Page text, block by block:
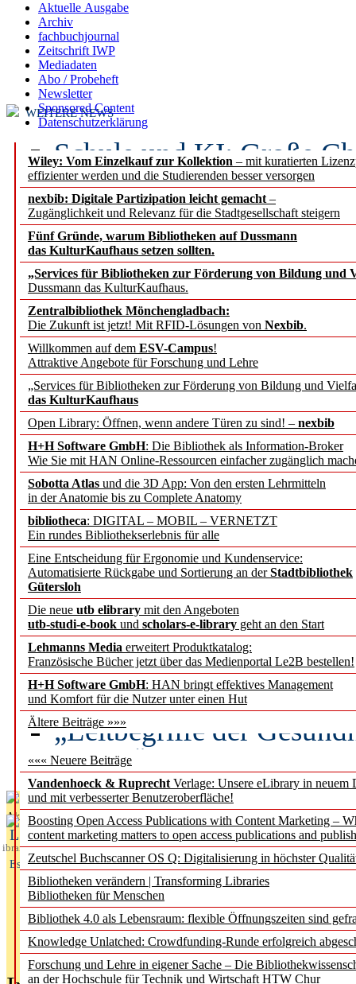
Aktuelle Ausgabe
Archiv
fachbuchjournal
Zeitschrift IWP
Mediadaten
Abo / Probeheft
Newsletter
Sponsored Content
Datenschutzerklärung
Wiley: Vom Einzelkauf zur Kollektion – mit kuratierten
effizienter werden und die Studierenden besser versorgen
nexbib: Digitale Partizipation leicht gemacht –
Zugänglichkeit und Relevanz für die Stadtgesellschaft steigern
Fünf Gründe, warum Bibliotheken auf Dussmann
das KulturKaufhaus setzen sollten.
„Services für Bibliotheken zur Förderung von Bildung und
Dussmann das KulturKaufhaus.
Zentralbibliothek Mönchengladbach:
Die Zukunft ist jetzt! Mit RFID-Lösungen von Nexbib.
Willkommen auf dem ESV-Campus!
Attraktive Angebote für Forschung und Lehre
„Services für Bibliotheken zur Förderung von Bildung und
das KulturKaufhaus
Open Library: Öffnen, wenn andere Türen zu sind! – nexbib
H+H Software GmbH: Die Bibliothek als Information-Broker
Wie Sie mit HAN Online-Ressourcen einfacher zugänglich
Sobotta Atlas und die 3D App: Von den ersten Lehrmitteln
in der Anatomie bis zu Complete Anatomy
bibliotheca: DIGITAL – MOBIL – VERNETZT
Ein rundes Bibliothekserlebnis für alle
Eine Entscheidung für Ergonomie und Kundenservice:
Automatisierte Rückgabe und Sortierung an derStadtbibliothek
Gütersloh
Die neue utb elibrary mit den Angeboten
utb-studi-e-book und scholars-e-library geht an den Start
Lehmanns Media erweitert Produktkatalog:
Französische Bücher jetzt über das Medienportal Le2B bestellen!
H+H Software GmbH: HAN bringt effektives Management
und Komfort für die Nutzer unter einen Hut
Ältere Beiträge »»»
««« Neuere Beiträge
Vandenhoeck & Ruprecht Verlage: Unsere eLibrary in neuem
und mit verbesserter Benutzeroberfläche!
Boosting Open Access Publications with Content Marketing –
content marketing matters to open access publications and
Zeutschel Buchscanner OS Q: Digitalisierung in höchster
Bibliotheken verändern | Transforming Libraries
Bibliotheken für Menschen
Bibliothek 4.0 als Lebensraum: flexible Öffnungszeiten sind
Knowledge Unlatched: Crowdfunding-Runde erfolgreich
Forschung und Lehre in eigener Sache – Die
an der Hochschule für Technik und Wirtschaft HTW Chur
WEITERE NEWS
Schule und KI: Große
Voraussetzungen
Erfolgreiches erstes
Segment Research –
angepasst
konstruktiv!
Mohr Siebeck
und die Zeitschrift für
Francke Attempto
EBSCO Information
Recherchefunktionen in
Sorbisches Institut neu
Geschichte und
Künstliche Intelligenz
besser zu verstehen
„Leitbegriffe der
des BIÖG erscheinen
Aktuelles aus
L
ibrary
Essentials